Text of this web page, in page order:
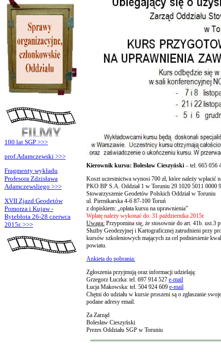
100 lat SGP >>>
prof.Adamczewski >>>
Fragmenty wykładu
Profesora Zdzisława
Adamczewsliego >>>
XVII Zjazd Geodetów
Pomorza i Kujaw -
Rytebłota 26-28 czerwca
2015r. >>>
Kierownik kursu: Bolesław Cieszyński – tel. 665 056
Koszt uczestnictwa wynosi 700 zł, które należy wpłacić
PKO BP S.A. Oddział 1 w Toruniu 29 1020 5011 0000
Stowarzyszenie Geodetów Polskich Oddział w Toruniu
ul. Piernikarska 4-6 87-100 Toruń
z dopiskiem: „opłata kursu na uprawnienia”
Wpłatę należy wykonać do: 31 października 2015r.
Uwaga: Przypomina się, że stosownie do art. 41b.
Służby Geodezyjnej i Kartograficznej zatrudnieni przy
kursów szkoleniowych mających za cel podniesienie
powiatu.
Ankieta do pobrania:
Zgłoszenia przyjmują oraz informacji udzielają:
Grzegorz Łuczka: tel. 697 914 527 e-mail
Łucja Makowska: tel. 504 924 609 e-mail
Chętni do udziału w kursie proszeni są o zgłaszanie
podane adresy email.
Za Zarząd
Bolesław Cieszyński
Prezes Oddziału SGP w Toruniu